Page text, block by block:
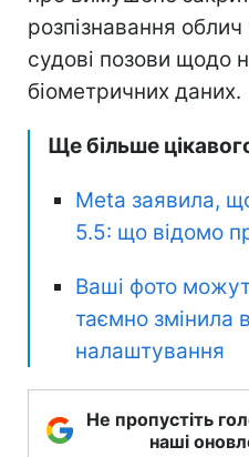
розпізнавання
судові позови щодо
біометричних даних.
Ще більше
Meta заявила,
5.5: що відомо
Ваші фото
таємно змінила
налаштування
Не пропустіть
наші